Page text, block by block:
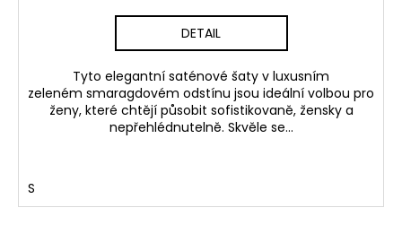
DETAIL
Tyto elegantní saténové šaty v luxusním
zeleném smaragdovém odstínu jsou ideální volbou pro
ženy, které chtějí působit sofistikovaně, žensky a
nepřehlédnutelně. Skvěle se...
S